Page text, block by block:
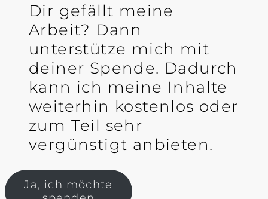
Dir gefällt meine
Arbeit? Dann
unterstütze mich mit
deiner Spende. Dadurch
kann ich meine Inhalte
weiterhin kostenlos oder
zum Teil sehr
vergünstigt anbieten.
Ja, ich möchte